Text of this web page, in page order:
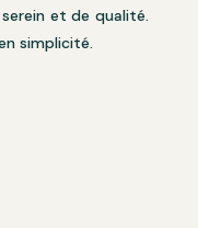
et de qualité.
simplicité.